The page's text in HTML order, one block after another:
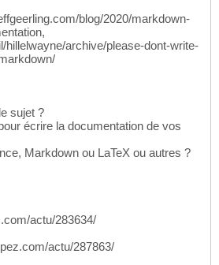
blog/2020/markdown-
hillelwayne/archive/please-dont-write-
sujet ?
écrire la documentation de vos
Markdown ou LaTeX ou autres ?
actu/283634/
actu/287863/